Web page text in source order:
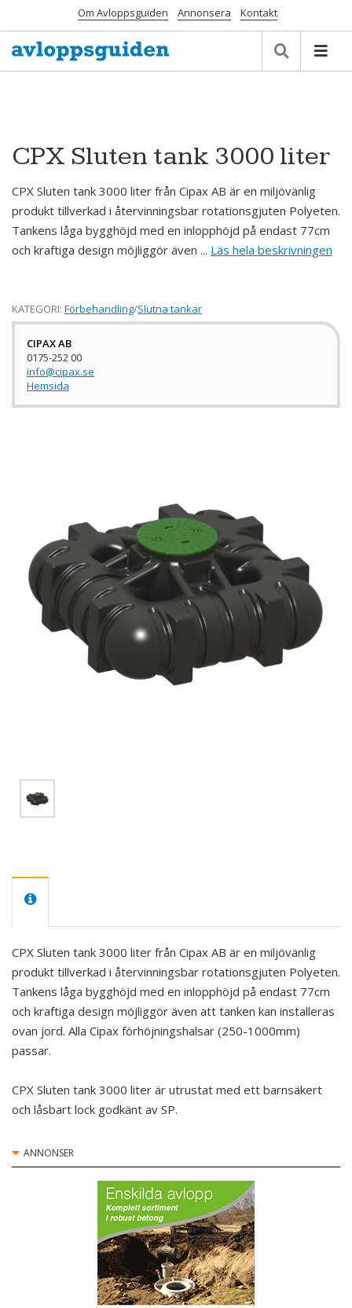
Om Avloppsguiden Annonsera Kontakt
CPX Sluten tank 3000 liter
CPX Sluten tank 3000 liter från Cipax AB är en miljövänlig
produkt tillverkad i återvinningsbar rotationsgjuten Polyeten.
Tankens låga bygghöjd med en inlopphöjd på endast 77cm
och kraftiga design möjliggör även ... Läs hela beskrivningen
KATEGORI: Förbehandling/Slutna tankar
CIPAX AB
0175-252 00
info@cipax.se
Hemsida
CPX Sluten tank 3000 liter från Cipax AB är en miljövänlig
produkt tillverkad i återvinningsbar rotationsgjuten Polyeten.
Tankens låga bygghöjd med en inlopphöjd på endast 77cm
och kraftiga design möjliggör även att tanken kan installeras
ovan jord. Alla Cipax förhöjningshalsar (250-1000mm)
passar.
CPX Sluten tank 3000 liter är utrustat med ett barnsäkert
och låsbart lock godkänt av SP.
ANNONSER